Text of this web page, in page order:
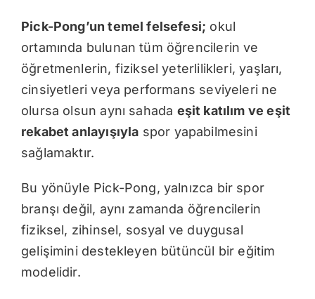
Pick-Pong’un temel felsefesi; okul
ortamında bulunan tüm öğrencilerin ve
öğretmenlerin, fiziksel yeterlilikleri, yaşları,
cinsiyetleri veya performans seviyeleri ne
olursa olsun aynı sahada eşit katılım ve eşit
rekabet anlayışıyla spor yapabilmesini
sağlamaktır.
Bu yönüyle Pick-Pong, yalnızca bir spor
branşı değil, aynı zamanda öğrencilerin
fiziksel, zihinsel, sosyal ve duygusal
gelişimini destekleyen bütüncül bir eğitim
modelidir.